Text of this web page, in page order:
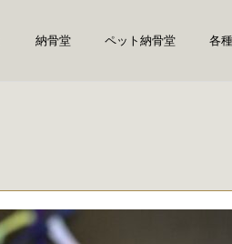
納骨堂 ペット納骨堂 各